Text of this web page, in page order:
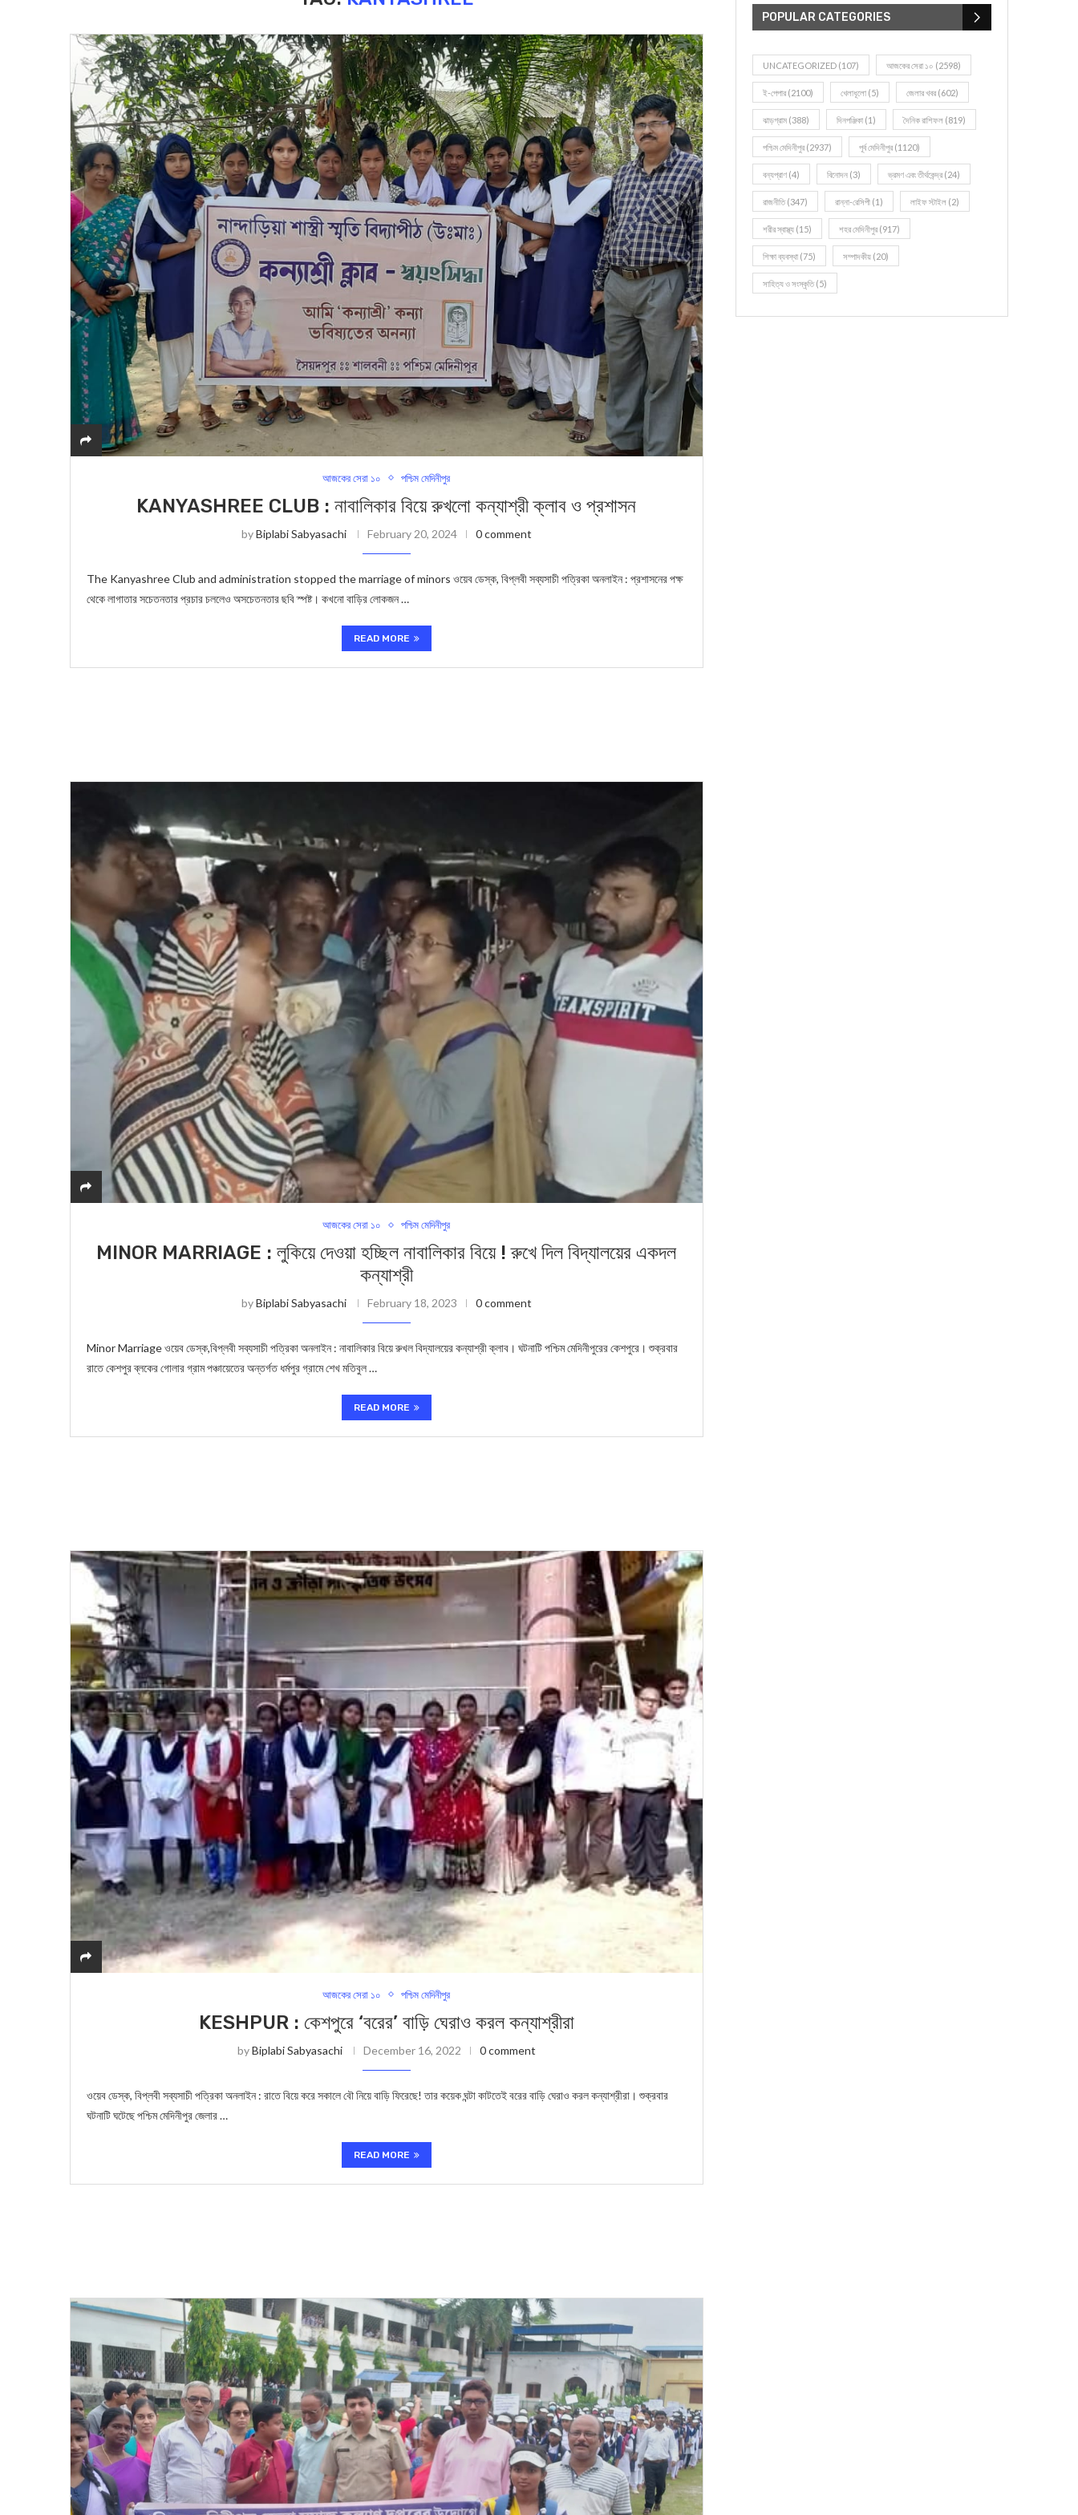
আজকের সেরা ১০ পশ্চিম মেদিনীপুর
KANYASHREE CLUB : নাবালিকার বিয়ে রুখলো কন্যাশ্রী ক্লাব ও প্রশাসন
byBiplabi Sabyasachi February 20, 2024 0 comment
The Kanyashree Club and administration stopped the marriage of minors ওয়েব ডেস্ক, বিপ্লবী সব্যসাচী পত্রিকা অনলাইন : প্রশাসনের পক্ষ
থেকে লাগাতার সচেতনতার প্রচার চললেও অসচেতনতার ছবি স্পষ্ট। কখনো বাড়ির লোকজন …
READ MORE
আজকের সেরা ১০ পশ্চিম মেদিনীপুর
MINOR MARRIAGE : লুকিয়ে দেওয়া হচ্ছিল নাবালিকার বিয়ে ! রুখে দিল বিদ্যালয়ের একদল
কন্যাশ্রী
byBiplabi Sabyasachi February 18, 2023 0 comment
Minor Marriage ওয়েব ডেস্ক,বিপ্লবী সব্যসাচী পত্রিকা অনলাইন : নাবালিকার বিয়ে রুখল বিদ্যালয়ের কন্যাশ্রী ক্লাব। ঘটনাটি পশ্চিম মেদিনীপুরের কেশপুরে। শুক্রবার
রাতে কেশপুর ব্লকের গোলার গ্রাম পঞ্চায়েতের অন্তর্গত ধর্মপুর গ্রামে শেখ মতিবুল …
READ MORE
আজকের সেরা ১০ পশ্চিম মেদিনীপুর
KESHPUR : কেশপুরে ‘বরের’ বাড়ি ঘেরাও করল কন্যাশ্রীরা
byBiplabi Sabyasachi December 16, 2022 0 comment
ওয়েব ডেস্ক, বিপ্লবী সব্যসাচী পত্রিকা অনলাইন : রাতে বিয়ে করে সকালে বৌ নিয়ে বাড়ি ফিরেছে! তার কয়েক ঘন্টা কাটতেই বরের বাড়ি ঘেরাও করল কন্যাশ্রীরা। শুক্রবার
ঘটনাটি ঘটেছে পশ্চিম মেদিনীপুর জেলার …
READ MORE
POPULAR CATEGORIES
UNCATEGORIZED (107) আজকের সেরা ১০ (2598)
ই-পেপার (2100) খেলাধূলো (5) জেলার খবর (602)
ঝাড়গ্রাম (388) দিনপঞ্জিকা (1) দৈনিক রাশিফল (819)
পশ্চিম মেদিনীপুর (2937) পূর্ব মেদিনীপুর (1120)
বন্যপ্রাণ (4) বিনোদন (3) ভ্রমণ এবং তীর্থকেন্দ্র (24)
রাজনীতি(347) রান্না-রেসিপী (1) লাইফ স্টাইল (2)
শরীর স্বাস্থ্য (15) শহর মেদিনীপুর (917)
শিক্ষা ব্যবস্থা (75) সম্পাদকীয় (20)
সাহিত্য ও সংস্কৃতি(5)